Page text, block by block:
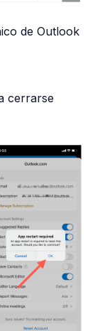
de Outlook
cerrarse